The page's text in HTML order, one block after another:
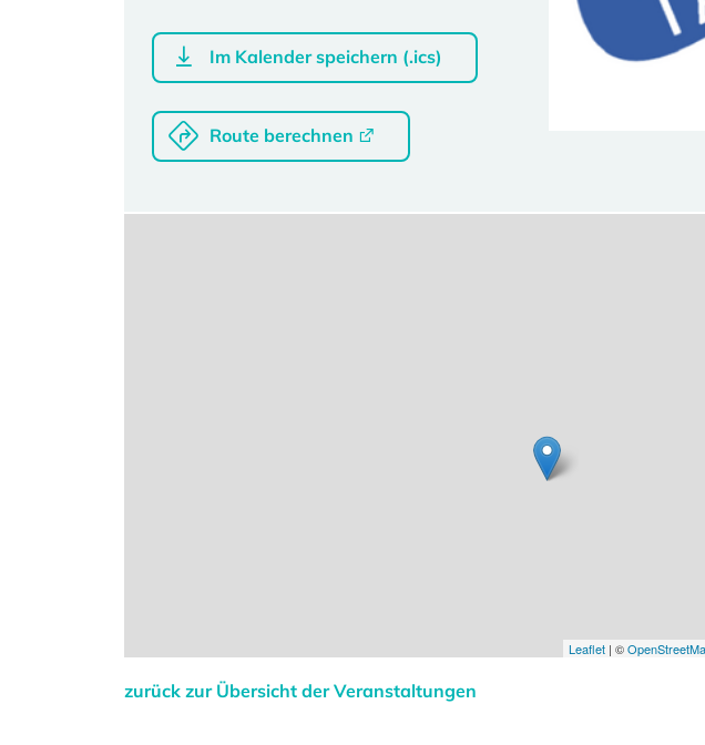
Im Kalender speichern (.ics)
Route berechnen
Leaflet| ©
zurück zur Übersicht der Veranstaltungen